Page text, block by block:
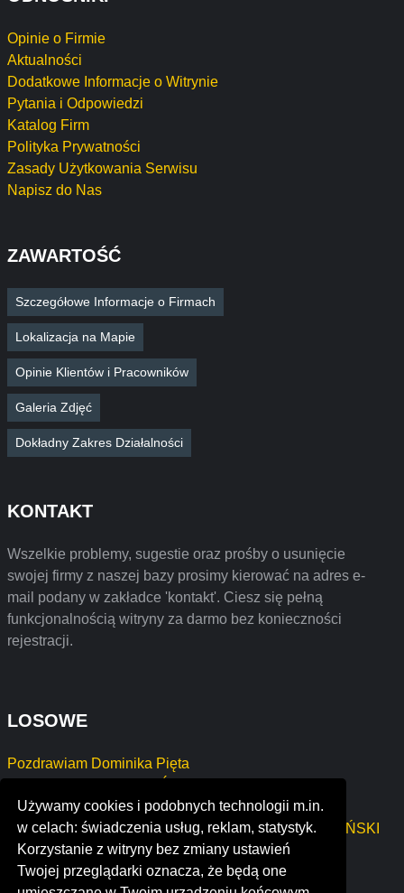
Używamy cookies i podobnych technologii m.in.
w celach: świadczenia usług, reklam, statystyk.
Korzystanie z witryny bez zmiany ustawień
Twojej przeglądarki oznacza, że będą one
Opinie o Firmie
Aktualności
Dodatkowe Informacje o Witrynie
Pytania i Odpowiedzi
Katalog Firm
Polityka Prywatności
Zasady Użytkowania Serwisu
Napisz do Nas
ZAWARTOŚĆ
Szczegółowe Informacje o Firmach
Lokalizacja na Mapie
Opinie Klientów i Pracowników
Galeria Zdjęć
Dokładny Zakres Działalności
KONTAKT
Wszelkie problemy, sugestie oraz prośby o usunięcie
swojej firmy z naszej bazy prosimy kierować na adres e-
mail podany w zakładce 'kontakt'. Ciesz się pełną
funkcjonalnością witryny za darmo bez konieczności
rejestracji.
LOSOWE
Pozdrawiam Dominika Pięta
Andrzej Truszkowski
GABINET STOMATOLOGICZNY S.C. ADAM CHĘCIŃSKI
camp pioneer
amoretti weddings